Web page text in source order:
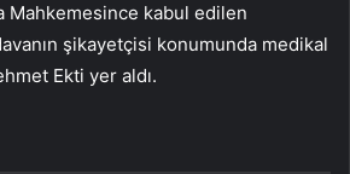
Mahkemesince kabul edilen
şikayetçisi konumunda medikal
Ekti yer aldı.